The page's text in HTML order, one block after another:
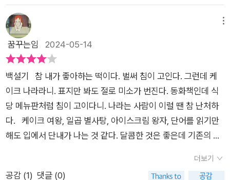
공주가 천배만배 더 아름답다... 그래서 불같이 화난 여왕은 포크
사냥꾼을 불러 공주를 없애라 지시했고, 차마 죽이지 못한 사냥꾼
은 여왕을 속였지만, 은쟁반의 여전한 답변 때문에 들통이 났고,
결국 여왕이 변장하여 직접 출동한다는 스토리 말이다.사과가 아
가 구해준다는 점도 똑같다. 하지만 왕자는 아이스크림이어서 녹
는 통에 오래 머무를 수 없었고, 그래서 둘의 '결혼해서 행복하게
살았어요' 스토리는 성립되지 않는다. 그리고 고난의 과정에서 백
설기 얼굴에 생긴 얼룩덜룩 자국 때문에 공주의 미모도 영원하지
않게 된다. '그래, 공주는 얼굴이 다가 아니야!'이 대목에서, 한걸
음 더 나아가려는 작가의 의도를 보게 된다. 하지만 일곱 난장
이... 아니 일곱 별사탕들이 있었잖아. 얘네들이 공주를 변신시켜
꿈꾸는임 2024-05-14
백설기 참 내가 좋아하는 떡이다. 벌써 침이 고인다. 그런데 케
이크 나라라니. 표지만 봐도 절로 미소가 번진다. 동화책인데 식
당 메뉴판처럼 침이 고이다니. 나라는 사람이 이럴 땐 참 난처하
다. 케이크 여왕, 일곱 별사탕, 아이스크림 왕자, 단어를 읽기만
해도 입에서 단내가 나는 것 같다. 달콤한 것은 좋은데 기존의 백
더보기
공감 (1) 댓글 (0)